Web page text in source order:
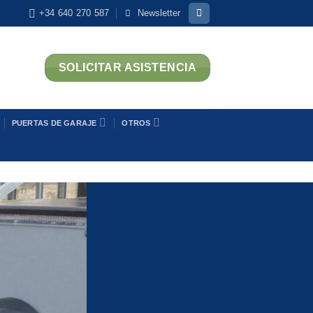
+34 640 270 587 Newsletter
SOLICITAR ASISTENCIA
PUERTAS DE GARAJE OTROS